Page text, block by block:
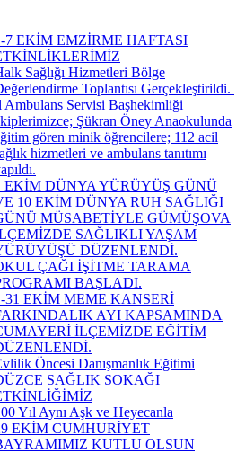
7 EKİM EMZİRME HAFTASI
Sağlığı Hizmetleri Bölge
Toplantısı Gerçekleştirildi.
Ambulans Servisi Başhekimliği
Şükran Öney Anaokulunda
gören minik öğrencilere; 112 acil
hizmetleri ve ambulans tanıtımı
EKİM DÜNYA YÜRÜYÜŞ GÜNÜ
10 EKİM DÜNYA RUH SAĞLIĞI
MÜSABETİYLE GÜMÜŞOVA
SAĞLIKLI YAŞAM
DÜZENLENDİ.
ÇAĞI İŞİTME TARAMA
BAŞLADI.
31 EKİM MEME KANSERİ
AYI KAPSAMINDA
İLÇEMİZDE EĞİTİM
Öncesi Danışmanlık Eğitimi
SAĞLIK SOKAĞI
Yıl Aynı Aşk ve Heyecanla
EKİM CUMHURİYET
KUTLU OLSUN